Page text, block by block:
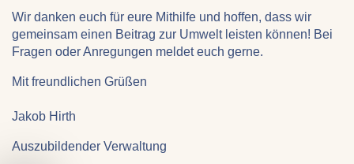
Wir danken euch für eure Mithilfe und hoffen, dass wir
gemeinsam einen Beitrag zur Umwelt leisten können! Bei
Fragen oder Anregungen meldet euch gerne.
Mit freundlichen Grüßen
Jakob Hirth
Auszubildender Verwaltung